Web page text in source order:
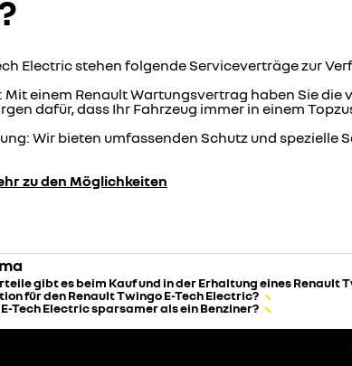
Electric stehen folgende Serviceverträge zur
einem Renault Wartungsvertrag haben Sie
dafür, dass Ihr Fahrzeug immer in einem
Wir bieten umfassenden Schutz und spezielle
zu den Möglichkeiten
gibt es beim Kauf und in der Erhaltung eines Renault
für den Renault Twingo E-Tech Electric?
Tech Electric sparsamer als ein Benziner?